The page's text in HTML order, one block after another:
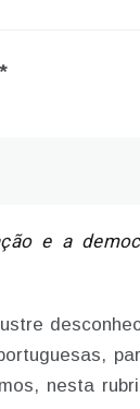
e a
nesta